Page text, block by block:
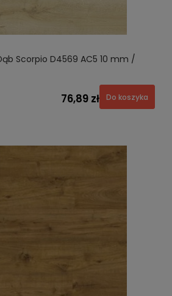
Scorpio D4569 AC5 10 mm /
76,89 zł Do koszyka